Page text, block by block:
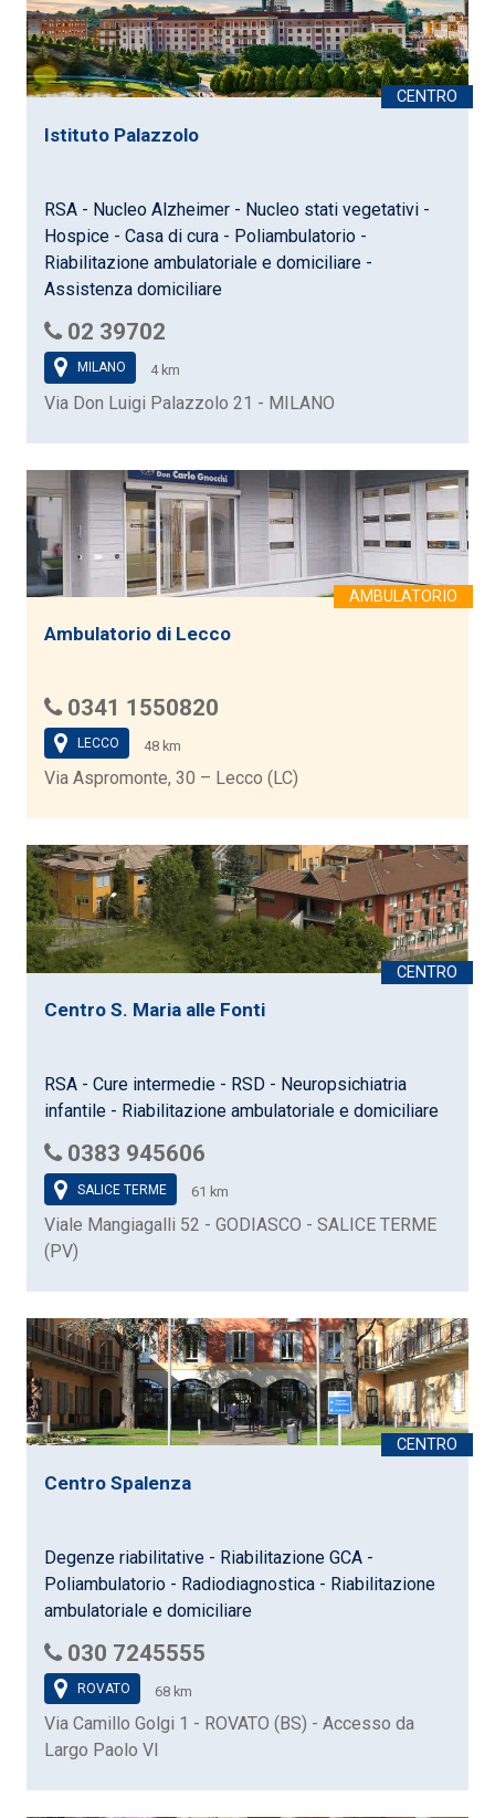
Istituto Palazzolo
RSA - Nucleo Alzheimer - Nucleo stati vegetativi -
Hospice - Casa di cura - Poliambulatorio -
Riabilitazione ambulatoriale e domiciliare -
Assistenza domiciliare
02 39702
MILANO 4 km
Via Don Luigi Palazzolo 21 - MILANO
Ambulatorio di Lecco
0341 1550820
LECCO 48 km
Via Aspromonte, 30 – Lecco (LC)
Centro S. Maria alle Fonti
RSA - Cure intermedie - RSD - Neuropsichiatria
infantile - Riabilitazione ambulatoriale e domiciliare
0383 945606
SALICE TERME 61 km
Viale Mangiagalli 52 - GODIASCO - SALICE TERME
(PV)
Centro Spalenza
Degenze riabilitative - Riabilitazione GCA -
Poliambulatorio - Radiodiagnostica - Riabilitazione
ambulatoriale e domiciliare
030 7245555
ROVATO 68 km
Via Camillo Golgi 1 - ROVATO (BS) - Accesso da
Largo Paolo VI